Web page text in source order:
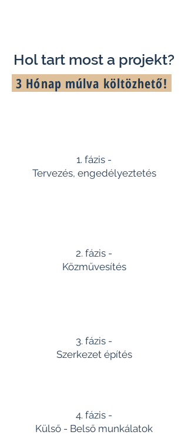
Hol tart most a projekt?
3 Hónap múlva költözhető!
1. fázis -
Tervezés, engedélyeztetés
2. fázis -
Közművesítés
3. fázis -
Szerkezet építés
4. fázis -
Külső - Belső munkálatok